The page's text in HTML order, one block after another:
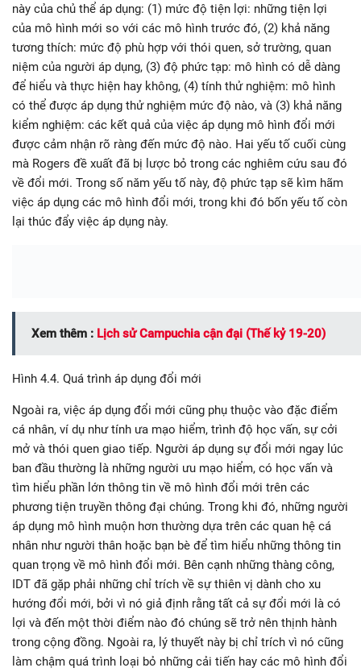
này của chủ thể áp dụng: (1) mức độ tiện lợi: những tiện lợi
của mô hình mới so với các mô hình trước đó, (2) khả năng
tương thích: mức độ phù hợp với thói quen, sở trường, quan
niệm của người áp dụng, (3) độ phức tạp: mô hình có dễ dàng
để hiểu và thực hiện hay không, (4) tính thử nghiệm: mô hình
có thể được áp dụng thử nghiệm mức độ nào, và (3) khả năng
kiểm nghiệm: các kết quả của việc áp dụng mô hình đổi mới
được cảm nhận rõ ràng đến mức độ nào. Hai yếu tố cuối cùng
mà Rogers đề xuất đã bị lược bỏ trong các nghiêm cứu sau đó
về đổi mới. Trong số năm yếu tố này, độ phức tạp sẽ kìm hãm
việc áp dụng các mô hình đổi mới, trong khi đó bốn yếu tố còn
lại thúc đẩy việc áp dụng này.
Xem thêm : Lịch sử Campuchia cận đại (Thế kỷ 19-20)
Hình 4.4. Quá trình áp dụng đổi mới
Ngoài ra, việc áp dụng đổi mới cũng phụ thuộc vào đặc điểm
cá nhân, ví dụ như tính ưa mạo hiểm, trình độ học vấn, sự cởi
mở và thói quen giao tiếp. Người áp dụng sự đổi mới ngay lúc
ban đầu thường là những người ưu mạo hiểm, có học vấn và
tìm hiểu phần lớn thông tin về mô hình đổi mới trên các
phương tiện truyền thông đại chúng. Trong khi đó, những người
áp dụng mô hình muộn hơn thường dựa trên các quan hệ cá
nhân như người thân hoặc bạn bè để tìm hiểu những thông tin
quan trọng về mô hình đổi mới. Bên cạnh những thàng công,
IDT đã gặp phải những chỉ trích về sự thiên vị dành cho xu
hướng đổi mới, bởi vì nó giả định rằng tất cả sự đổi mới là có
lợi và đến một thời điểm nào đó chúng sẽ trở nên thịnh hành
trong cộng đồng. Ngoài ra, lý thuyết này bị chỉ trích vì nó cũng
làm chậm quá trình loại bỏ những cải tiến hay các mô hình đổi